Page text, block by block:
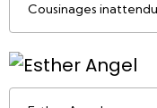
Cousinages